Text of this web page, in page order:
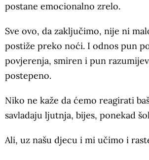
postane emocionalno zrelo.
Sve ovo, da zaključimo, nije ni
postiže preko noći. I odnos pun
povjerenja, smiren i pun
postepeno.
Niko ne kaže da ćemo reagirati
savladaju ljutnja, bijes, ponekad
Ali, uz našu djecu i mi učimo i